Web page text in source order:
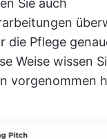
Sie auch
die Pflege
Weise wissen
vorgenommen